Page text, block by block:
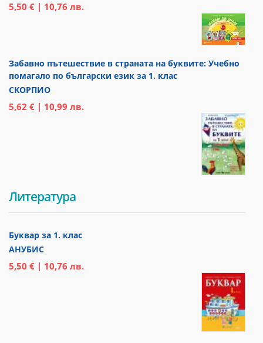
5,50 € | 10,76 лв.
Забавно пътешествие в страната на буквите: Учебно
помагало по български език за 1. клас
СКОРПИО
5,62 € | 10,99 лв.
Литература
Буквар за 1. клас
АНУБИС
5,50 € | 10,76 лв.